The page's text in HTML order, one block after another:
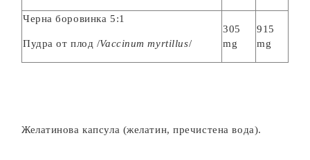
Черна боровинка 5:1
Пудра от плод /Vaccinum myrtillus/
305
mg
915
mg
Желатинова капсула (желатин, пречистена вода).